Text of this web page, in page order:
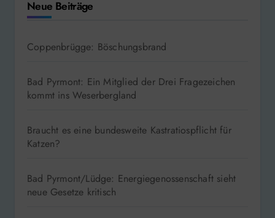
Neue Beiträge
Coppenbrügge: Böschungsbrand
Bad Pyrmont: Ein Mitglied der Drei Fragezeichen
kommt ins Weserbergland
Braucht es eine bundesweite Kastratiospflicht für
Katzen?
Bad Pyrmont/Lüdge: Energiegenossenschaft sieht
neue Gesetze kritisch